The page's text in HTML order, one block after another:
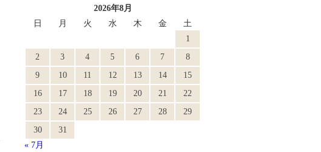
2026年8月
日
月 火 水 木 金
土
1
2
3 4 5 6 7
8
9
10 11 12 13 14
15
16
17 18 19 20 21
22
23
24 25 26 27 28
29
30
31
« 7月